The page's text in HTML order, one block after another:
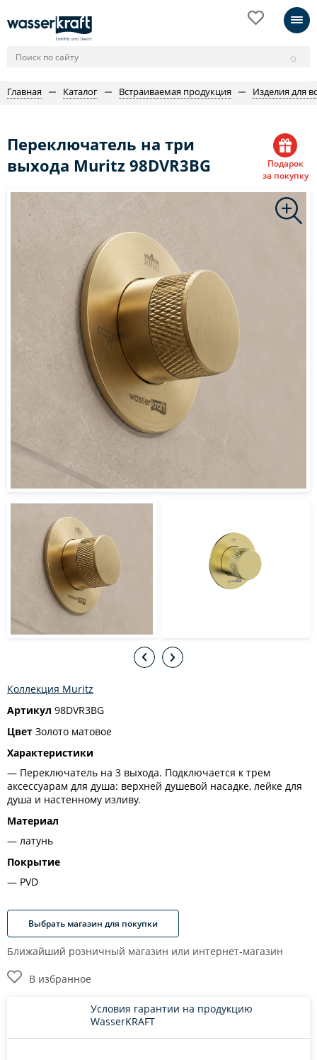
Главная Каталог Встраиваемая продукция Изделия для
Переключатель на три
выхода Muritz 98DVR3BG
Подарок
за покупку
Коллекция Muritz
Артикул 98DVR3BG
Цвет Золото матовое
Характеристики
Переключатель на 3 выхода. Подключается к трем
аксессуарам для душа: верхней душевой насадке, лейке для
душа и настенному изливу.
Материал
латунь
Покрытие
PVD
Выбрать магазин для покупки
Ближайший розничный магазин или интернет-магазин
В избранное
Условия гарантии на продукцию
WasserKRAFT